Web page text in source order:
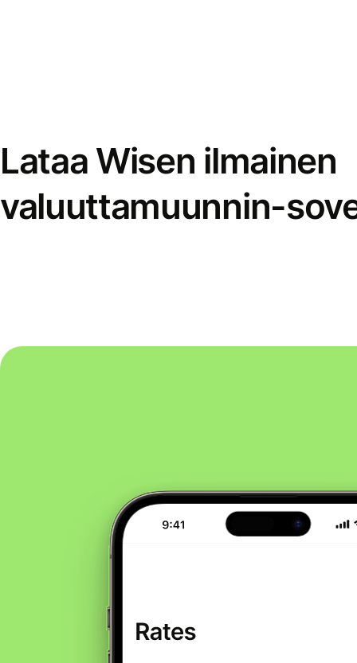
Lataa Wisen ilmainen
valuuttamuunnin-